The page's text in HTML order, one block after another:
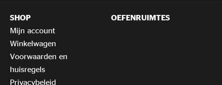
SHOP
Mijn account
Winkelwagen
Voorwaarden en
huisregels
Privacybeleid
OEFENRUIMTES